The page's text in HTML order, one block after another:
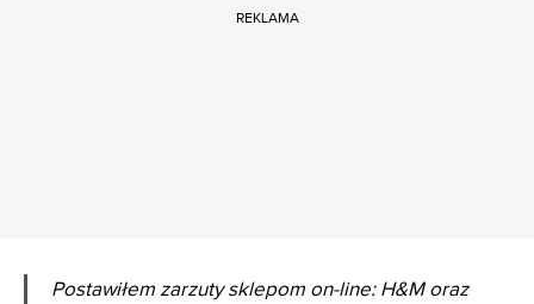
REKLAMA
Postawiłem zarzuty sklepom on-line: H&M oraz